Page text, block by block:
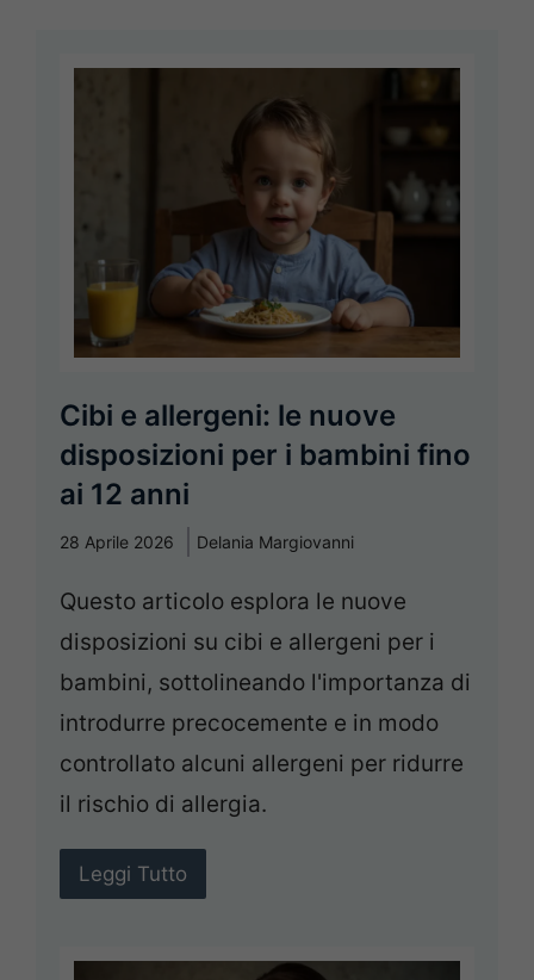
Cibi e allergeni: le nuove
disposizioni per i bambini fino
ai 12 anni
28 Aprile 2026 Delania Margiovanni
Questo articolo esplora le nuove
disposizioni su cibi e allergeni per i
bambini, sottolineando l'importanza di
introdurre precocemente e in modo
controllato alcuni allergeni per ridurre
il rischio di allergia.
Leggi Tutto